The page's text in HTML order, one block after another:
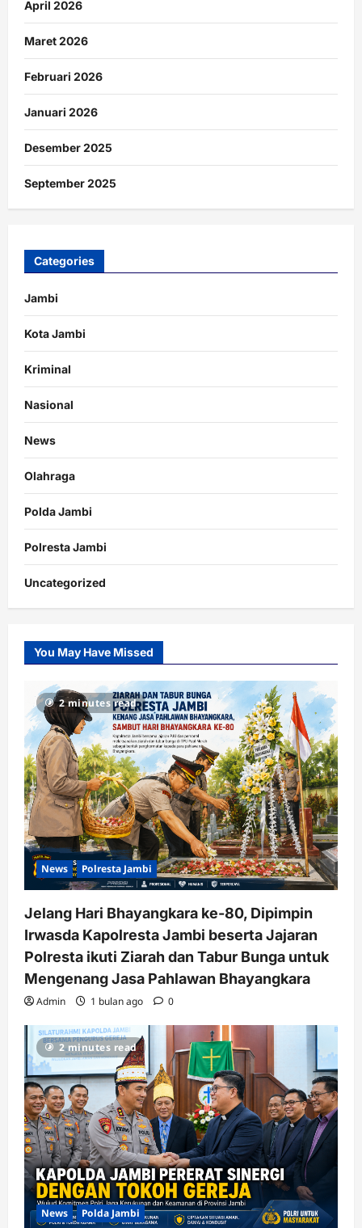
April 2026
Maret 2026
Februari 2026
Januari 2026
Desember 2025
September 2025
Categories
Jambi
Kota Jambi
Kriminal
Nasional
News
Olahraga
Polda Jambi
Polresta Jambi
Uncategorized
You May Have Missed
2 minutes read
News Polresta Jambi
Jelang Hari Bhayangkara ke-80, Dipimpin
Irwasda Kapolresta Jambi beserta Jajaran
Polresta ikuti Ziarah dan Tabur Bunga untuk
Mengenang Jasa Pahlawan Bhayangkara
Admin 1 bulan ago 0
2 minutes read
News Polda Jambi